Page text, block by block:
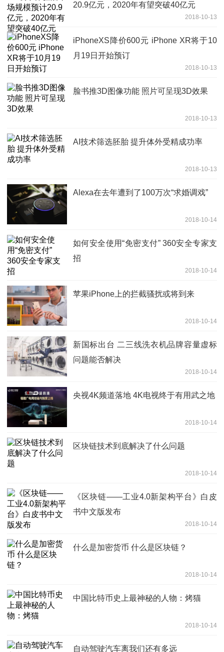
20.9亿元，2020年有望突破40亿元
2018-10-13
iPhoneXS降价600元 iPhone XR将于10
月19日开始预订
2018-10-13
脸书推3D图像功能 照片可呈现3D效果
2018-10-13
AI技术筛选胚胎 提升体外受精成功率
2018-10-13
Alexa在去年遭到了100万次“求婚调戏”
2018-10-14
如何安全使用“免密支付” 360安全专家支
招
2018-10-14
苹果iPhone上的拦截骚扰或将到来
2018-10-14
新国标出台 二三线洗衣机品牌容量虚标
问题能否解决
2018-10-14
央视4K频道落地 4K电视终于有用武之地
2018-10-14
区块链技术到底解决了什么问题
2018-10-14
《区块链——工业4.0新架构平台》白皮
书中文版发布
2018-10-14
什么是加密货币 什么是区块链？
2018-10-14
中国比特币史上最神秘的人物：烤猫
2018-10-14
自动驾驶汽车离我们还有多远